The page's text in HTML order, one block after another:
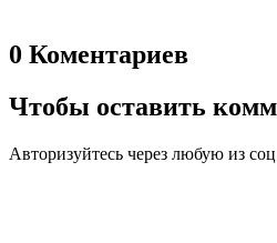
0 Коментариев
Чтобы оставить
Авторизуйтесь через любую из